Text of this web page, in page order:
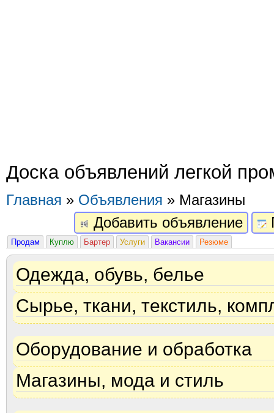
Доска объявлений легкой
Главная » Объявления » Магазины
Добавить объявление
Продам Куплю Бартер Услуги Вакансии Резюме
Одежда, обувь, белье
Сырье, ткани, текстиль,
Оборудование и обработка
Магазины, мода и стиль